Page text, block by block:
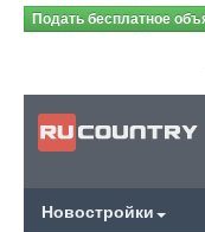
Подать бесплатное
Новостройки